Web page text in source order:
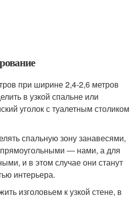
при ширине 2,4-2,6 метров
в узкой спальне или
уголок с туалетным столиком
спальную зону занавесями,
― нами, а для
и в этом случае они станут
интерьера.
изголовьем к узкой стене, в